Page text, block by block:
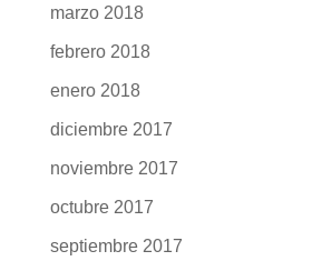
agosto 2018
julio 2018
junio 2018
mayo 2018
abril 2018
marzo 2018
febrero 2018